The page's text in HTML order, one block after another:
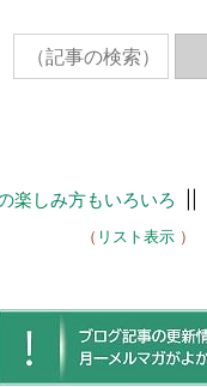
楽しみ方もいろいろ
（ リスト表示）